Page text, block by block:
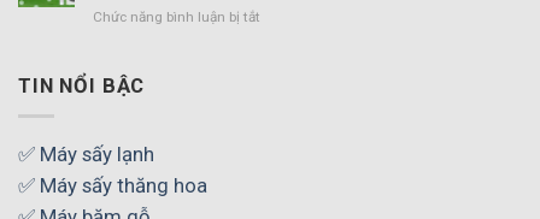
Chức năng bình luận bị tắt
TIN NỔI BẬC
✅ Máy sấy lạnh
✅ Máy sấy thăng hoa